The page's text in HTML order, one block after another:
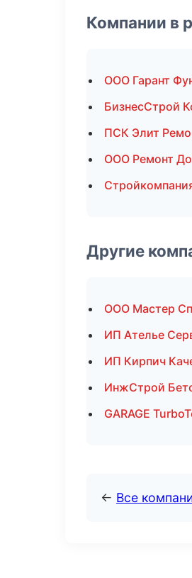
Компании в
ООО Гарант
БизнесСтрой
ПСК Элит
ООО Ремонт
Другие
ООО Мастер
ИП Ателье
ИП Кирпич
ИнжСтрой
GARAGE
← Все